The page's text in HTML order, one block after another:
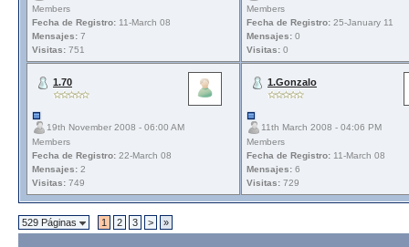
Members
Fecha de Registro: 11-March 08
Mensajes: 7
Visitas: 751
Members
Fecha de Registro: 25-January 11
Mensajes: 0
Visitas: 0
1.70
19th November 2008 - 06:00 AM
Members
Fecha de Registro: 22-March 08
Mensajes: 2
Visitas: 749
1.Gonzalo
11th March 2008 - 04:06 PM
Members
Fecha de Registro: 11-March 08
Mensajes: 6
Visitas: 729
529 Páginas 1 2 3 > »